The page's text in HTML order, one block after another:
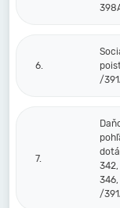
6.
/
7.
342,
/